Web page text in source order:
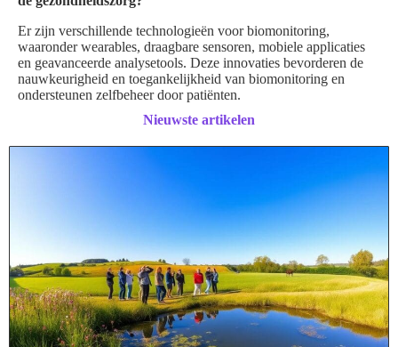
Er zijn verschillende technologieën voor biomonitoring,
waaronder wearables, draagbare sensoren, mobiele applicaties
en geavanceerde analysetools. Deze innovaties bevorderen de
nauwkeurigheid en toegankelijkheid van biomonitoring en
ondersteunen zelfbeheer door patiënten.
Nieuwste artikelen